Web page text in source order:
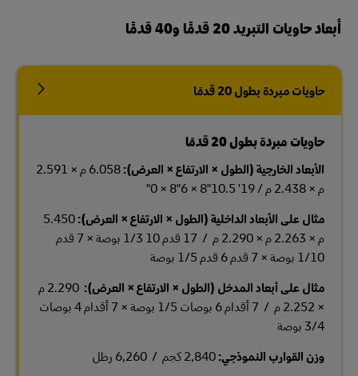
أبعاد حاويات التبريد 20 قدمًا و40 قدمًا
حاويات مبردة بطول 20 قدمًا
حاويات مبردة بطول 20 قدمًا
الأبعاد الخارجية (الطول × الارتفاع × العرض):
6.058 م × 2.591
م × 2.438 م / 19' 10.5"8 × 6"8 × 0"
مثال على الأبعاد الداخلية (الطول × الارتفاع × العرض):5.450
م × 2.263 م × 2.290 م / 17 قدم 10 1/3 بوصة × 7 قدم
1/10 بوصة × 7 قدم 6 قدم 1/5 بوصة
مثال على أبعاد المدخل (الطول × الارتفاع × العرض):
2.290 م
× 2.252 م / 7 أقدام 6 بوصات 1/5 بوصة × 7 أقدام 4 بوصات
3/4 بوصة
وزن القوارب النموذجي:2,840 كجم / 6,260 رطل